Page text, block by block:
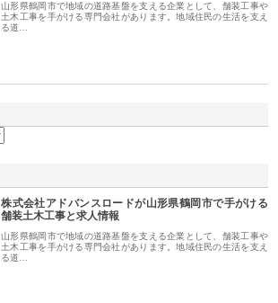
山形県鶴岡市で地域の道路基盤を支える企業として、舗装工事や
土木工事を手がける専門会社があります。地域住民の生活を支え
る道…
株式会社アドバンスロードが山形県鶴岡市で手がける
舗装土木工事と求人情報
山形県鶴岡市で地域の道路基盤を支える企業として、舗装工事や
土木工事を手がける専門会社があります。地域住民の生活を支え
る道…